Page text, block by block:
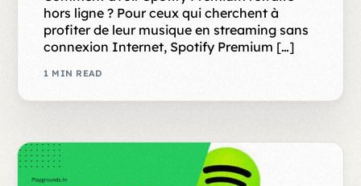
hors ligne ? Pour ceux qui cherchent à
profiter de leur musique en streaming sans
connexion Internet, Spotify Premium […]
1 MIN READ